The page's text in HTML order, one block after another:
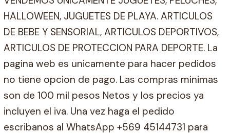
HALLOWEEN, JUGUETES DE PLAYA. ARTICULOS
DE BEBE Y SENSORIAL, ARTICULOS DEPORTIVOS,
ARTICULOS DE PROTECCION PARA DEPORTE. La
pagina web es unicamente para hacer pedidos
no tiene opcion de pago. Las compras minimas
son de 100 mil pesos Netos y los precios ya
incluyen el iva. Una vez haga el pedido
escribanos al WhatsApp +569 45144731 para